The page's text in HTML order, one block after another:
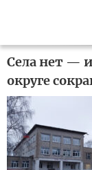
Села нет —
округе